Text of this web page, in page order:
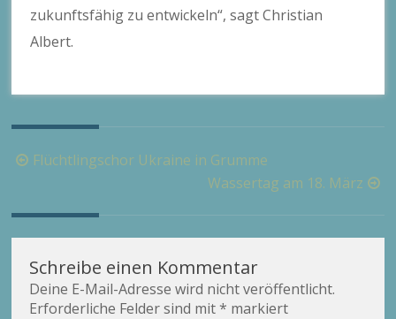
zukunftsfähig zu entwickeln“, sagt Christian
Albert.
Beitragsnavigation
Flüchtlingschor Ukraine in Grumme
Wassertag am 18. März
Schreibe einen Kommentar
Deine E-Mail-Adresse wird nicht veröffentlicht.
Erforderliche Felder sind mit* markiert